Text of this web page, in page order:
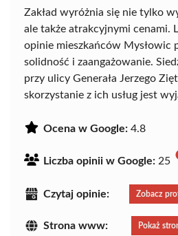
Zakład wyróżnia się nie tylko
ale także atrakcyjnymi cenami.
opinie mieszkańców Mysłowic
solidność i zaangażowanie.
przy ulicy Generała Jerzego
skorzystanie z ich usług jest
Ocena w Google: 4.8
Liczba opinii w Google: 25
Czytaj opinie: Zobacz
Strona www: Pokaż